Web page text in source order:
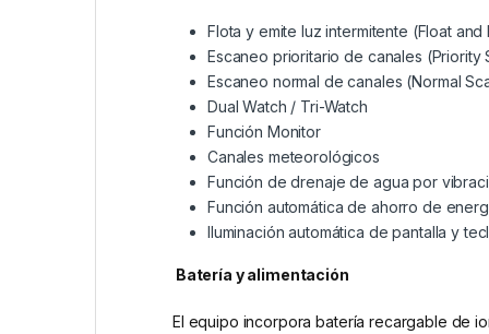
Flota y emite luz intermitente (Float and
Escaneo prioritario de canales (Priority
Escaneo normal de canales (Normal
Dual Watch / Tri-Watch
Función Monitor
Canales meteorológicos
Función de drenaje de agua por
Función automática de ahorro de
Iluminación automática de pantalla y
Batería y alimentación
El equipo incorpora batería recargable de